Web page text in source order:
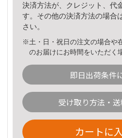
決済方法が、クレジット、代
す。その他の決済方法の場合
さい。
※土・日・祝日の注文の場合や
のお届けにお時間をいただく
即日出荷条件
受け取り方法・
カートに